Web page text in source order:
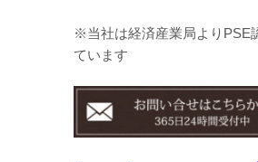
※当社は経済産業局よりPSE
ています